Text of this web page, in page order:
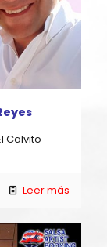
Calvito
Leer más